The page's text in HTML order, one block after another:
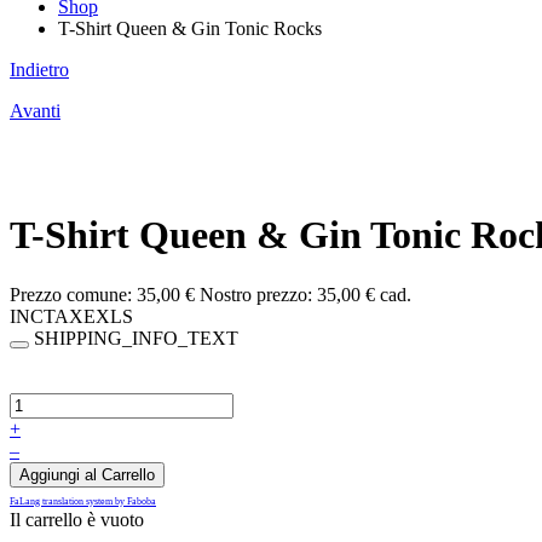
Shop
T-Shirt Queen & Gin Tonic Rocks
Indietro
Avanti
T-Shirt Queen & Gin Tonic
Prezzo comune: 35,00 € Nostro prezzo: 35,00 € cad.
INCTAXEXLS
SHIPPING_INFO_TEXT
+
–
Aggiungi al Carrello
FaLang translation system by Faboba
Il carrello è vuoto